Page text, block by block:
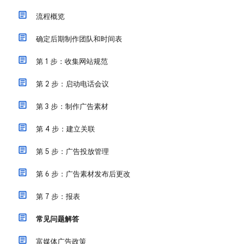
流程概览
确定后期制作团队和时间表
第 1 步：收集网站规范
第 2 步：启动电话会议
第 3 步：制作广告素材
第 4 步：建立关联
第 5 步：广告投放管理
第 6 步：广告素材发布后更改
第 7 步：报表
常见问题解答
富媒体广告政策